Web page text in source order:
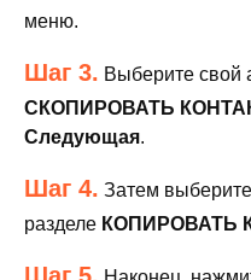
меню.
Шаг 3. Выберите свой
СКОПИРОВАТЬ
Следующая.
Шаг 4. Затем
разделе КОПИРОВАТЬ
Шаг 5.